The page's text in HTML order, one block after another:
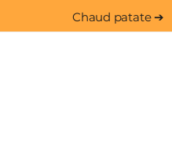
Chaud patate ➔